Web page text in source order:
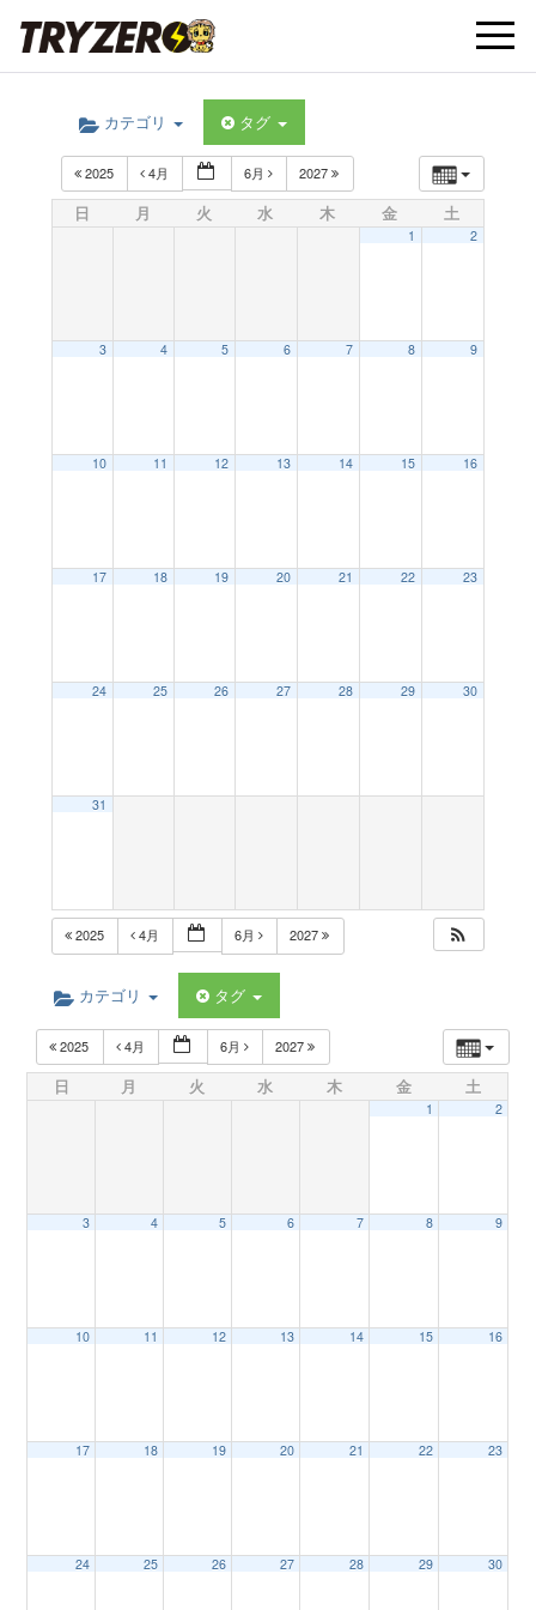
t
o
カテゴリ タグ
2025 4月 6月 2027
日 月 火 水 木 金 土
1 2
3 4 5 6 7 8 9
10 11 12 13 14 15 16
17 18 19 20 21 22 23
24 25 26 27 28 29 30
31
2025 4月 6月 2027
カテゴリ タグ
2025 4月 6月 2027
日 月 火 水 木 金 土
1 2
3 4 5 6 7 8 9
10 11 12 13 14 15 16
17 18 19 20 21 22 23
24 25 26 27 28 29 30